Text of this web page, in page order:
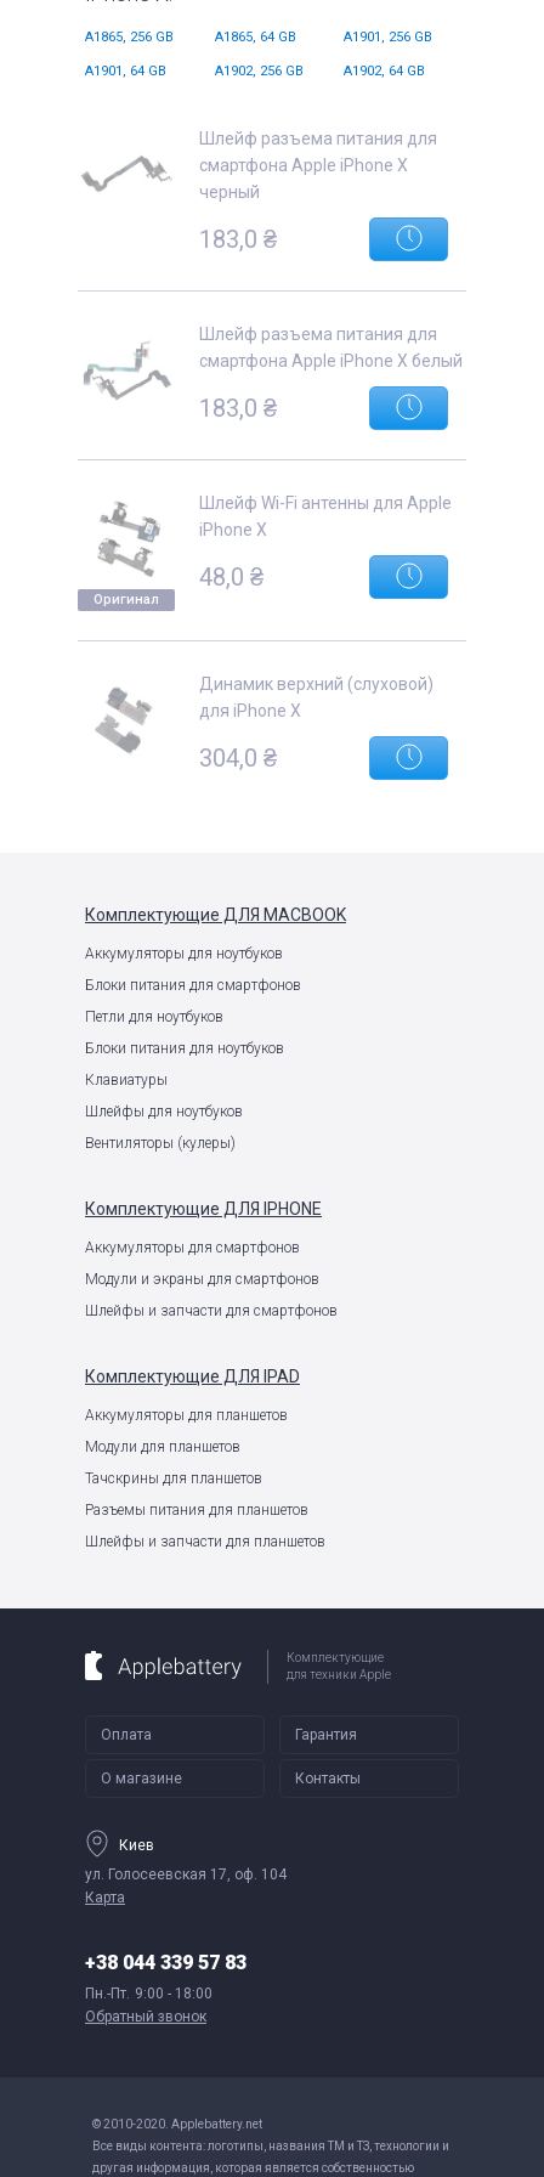
A1865, 256 GB A1865, 64 GB A1901, 256 GB
A1901, 64 GB A1902, 256 GB A1902, 64 GB
Шлейф разъема питания для
смартфона Apple iPhone X
черный
183,0 ₴
Шлейф разъема питания для
смартфона Apple iPhone X белый
183,0 ₴
Оригинал
Шлейф Wi-Fi антенны для Apple
iPhone X
48,0 ₴
Динамик верхний (слуховой)
для iPhone X
304,0 ₴
Комплектующие ДЛЯ MACBOOK
Аккумуляторы для ноутбуков
Блоки питания для смартфонов
Петли для ноутбуков
Блоки питания для ноутбуков
Клавиатуры
Шлейфы для ноутбуков
Вентиляторы (кулеры)
Комплектующие ДЛЯ IPHONE
Аккумуляторы для смартфонов
Модули и экраны для смартфонов
Шлейфы и запчасти для смартфонов
Комплектующие ДЛЯ IPAD
Аккумуляторы для планшетов
Модули для планшетов
Тачскрины для планшетов
Разъемы питания для планшетов
Шлейфы и запчасти для планшетов
Комплектующие
для техники Apple
Оплата Гарантия
О магазине Контакты
Киев
ул. Голосеевская 17, оф. 104
Карта
+38 044 339 57 83
Пн.-Пт. 9:00 - 18:00
Обратный звонок
© 2010-2020. Applebattery.net
Все виды контента: логотипы, названия ТМ и ТЗ, технологии и
другая информация, которая является собственностью